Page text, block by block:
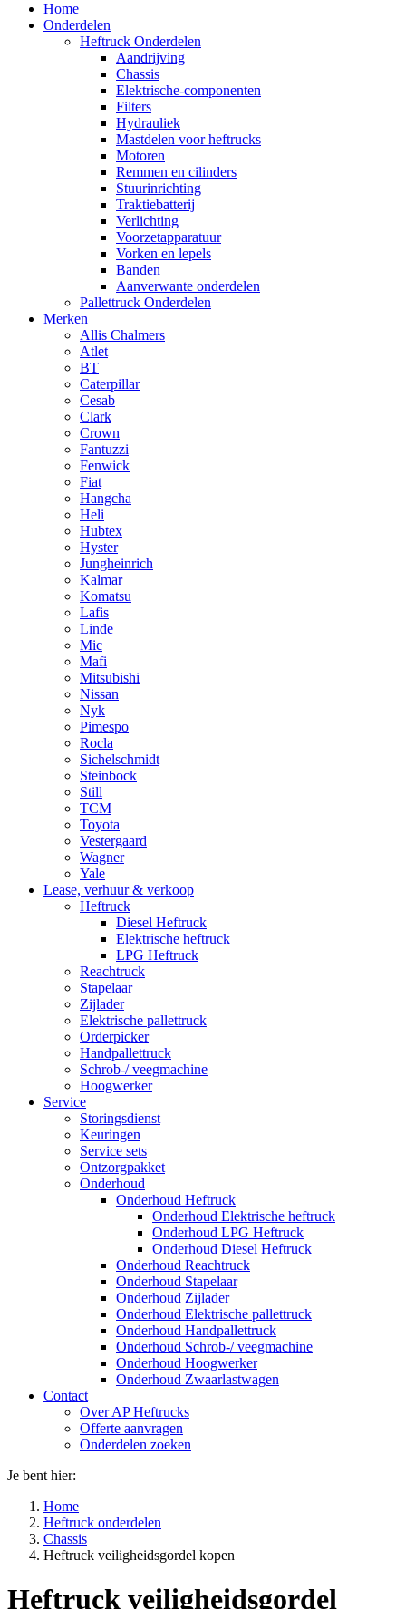
Home
Onderdelen
Heftruck Onderdelen
Aandrijving
Chassis
Elektrische-componenten
Filters
Hydrauliek
Mastdelen voor heftrucks
Motoren
Remmen en cilinders
Stuurinrichting
Traktiebatterij
Verlichting
Voorzetapparatuur
Vorken en lepels
Banden
Aanverwante onderdelen
Pallettruck Onderdelen
Merken
Allis Chalmers
Atlet
BT
Caterpillar
Cesab
Clark
Crown
Fantuzzi
Fenwick
Fiat
Hangcha
Heli
Hubtex
Hyster
Jungheinrich
Kalmar
Komatsu
Lafis
Linde
Mic
Mafi
Mitsubishi
Nissan
Nyk
Pimespo
Rocla
Sichelschmidt
Steinbock
Still
TCM
Toyota
Vestergaard
Wagner
Yale
Lease, verhuur & verkoop
Heftruck
Diesel Heftruck
Elektrische heftruck
LPG Heftruck
Reachtruck
Stapelaar
Zijlader
Elektrische pallettruck
Orderpicker
Handpallettruck
Schrob-/ veegmachine
Hoogwerker
Service
Storingsdienst
Keuringen
Service sets
Ontzorgpakket
Onderhoud
Onderhoud Heftruck
Onderhoud Elektrische heftruck
Onderhoud LPG Heftruck
Onderhoud Diesel Heftruck
Onderhoud Reachtruck
Onderhoud Stapelaar
Onderhoud Zijlader
Onderhoud Elektrische pallettruck
Onderhoud Handpallettruck
Onderhoud Schrob-/ veegmachine
Onderhoud Hoogwerker
Onderhoud Zwaarlastwagen
Contact
Over AP Heftrucks
Offerte aanvragen
Onderdelen zoeken
Je bent hier:
Home
Heftruck onderdelen
Chassis
Heftruck veiligheidsgordel kopen
Heftruck veiligheidsgordel